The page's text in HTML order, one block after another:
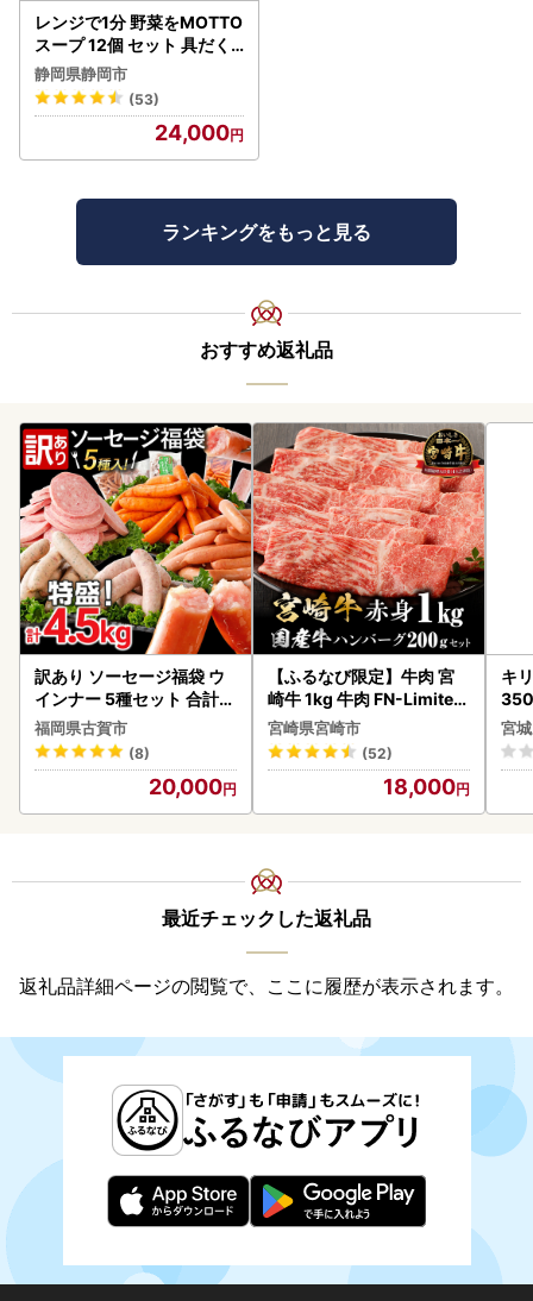
レンジで1分 野菜をMOTTO
スープ 12個 セット 具だく
さんスープ 朝食 惣菜 国産
野菜 常温保存
静岡県静岡市
(53)
24,000
ランキングをもっと見る
おすすめ返礼品
訳あり ソーセージ福袋 ウ
インナー 5種セット 合計4.
5kg ソーセージ
福岡県古賀市
(8)
20,000
【ふるなび限定】牛肉 宮
崎牛 1kg 牛肉 FN-Limited
-VO
宮崎県宮崎市
(52)
18,000
キ
ー
宮
最近チェックした返礼品
返礼品詳細ページの閲覧で、ここに履歴が表示されます。